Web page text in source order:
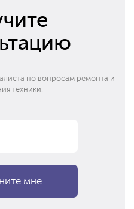
по вопросам ремонта и
техники.